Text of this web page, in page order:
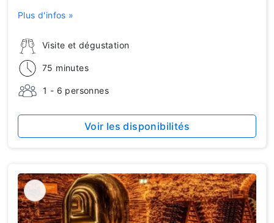
Visite et dégustation
75 minutes
1 - 6 personnes
Plus d'infos »
Voir les disponibilités